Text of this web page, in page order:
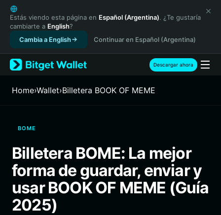
English
日本語
Tiếng Việt
Русский
Español (Latinoamérica)
Türkçe
Français
繁體中文
Bahasa Indonesia
ภาษาไทย
हिन्दी
Español
Português (Brasil)
Estás viendo esta página en Español (Argentina). ¿Te gustaría
cambiarte a English?
Cambia a English
Continuar en Español (Argentina)
Descargar ahora
Home›Wallet›Billetera BOOK OF MEME
BOME
Billetera BOME: La mejor
forma de guardar, enviar y
usar BOOK OF MEME (Guía
2025)